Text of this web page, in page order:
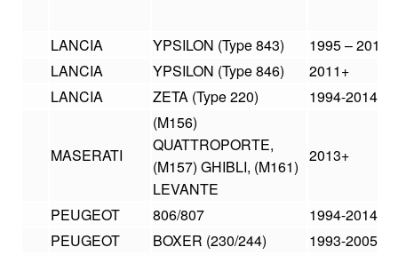
LANCIA YPSILON (Type 843) 1995 – 2010
LANCIA
YPSILON (Type 846) 2011+
LANCIA
ZETA (Type 220) 1994-2014
MASERATI
(M156)
QUATTROPORTE,
(M157) GHIBLI, (M161)
LEVANTE
2013+
PEUGEOT 806/807 1994-2014
PEUGEOT
BOXER (230/244) 1993-2005